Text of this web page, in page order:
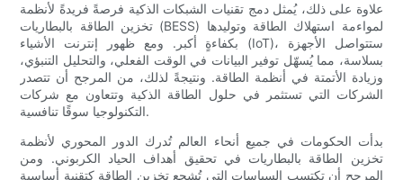
علاوة على ذلك، يُمثل دمج تقنيات الشبكات الذكية فرصةً فريدةً لأنظمة
تخزين الطاقة بالبطاريات (BESS) لمواءمة استهلاك الطاقة وتوليدها
بكفاءةٍ أكبر. ومع ظهور إنترنت الأشياء (IoT)، ستتواصل الأجهزة
بسلاسة، مما يُسهّل توفير البيانات في الوقت الفعلي، والتحليل التنبؤي،
وزيادة الأتمتة في أنظمة الطاقة. ونتيجةً لذلك، من المرجح أن تتصدر
الشركات التي تستثمر في حلول الطاقة الذكية وتتعاون مع شركات
التكنولوجيا سوقًا تنافسية.
بدأت الحكومات في جميع أنحاء العالم تُدرك الدور المحوري لأنظمة
تخزين الطاقة بالبطاريات في تحقيق أهداف الحياد الكربوني. ومن
المرجح أن تكتسب السياسات التي تُشجع تخزين الطاقة كتقنية أساسية